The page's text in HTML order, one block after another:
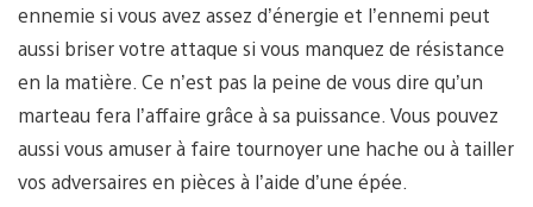
ennemie si vous avez assez d’énergie et l’ennemi peut
aussi briser votre attaque si vous manquez de résistance
en la matière. Ce n’est pas la peine de vous dire qu’un
marteau fera l’affaire grâce à sa puissance. Vous pouvez
aussi vous amuser à faire tournoyer une hache ou à tailler
vos adversaires en pièces à l’aide d’une épée.